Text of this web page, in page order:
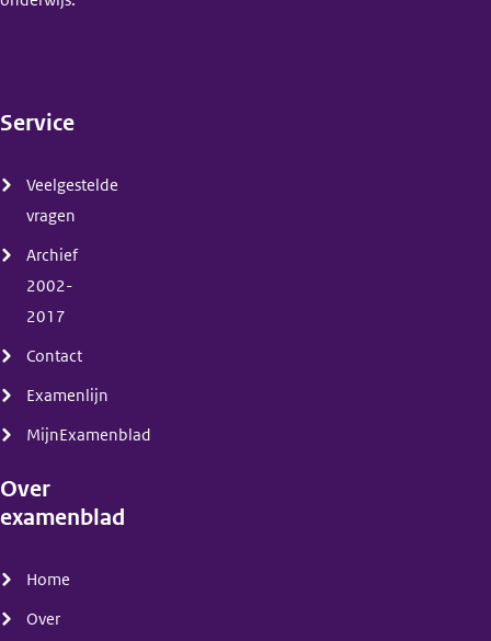
Service
Veelgestelde
vragen
Archief
2002-
2017
Contact
Examenlijn
MijnExamenblad
Over
examenblad
Home
Over